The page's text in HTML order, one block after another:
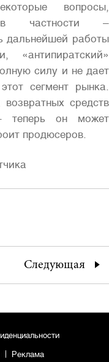
вопросы,
в частности –
дальнейшей работы
«антипиратский»
силу и не дает
сегмент рынка.
средств
теперь он может
продюсеров.
Следующая
Реклама